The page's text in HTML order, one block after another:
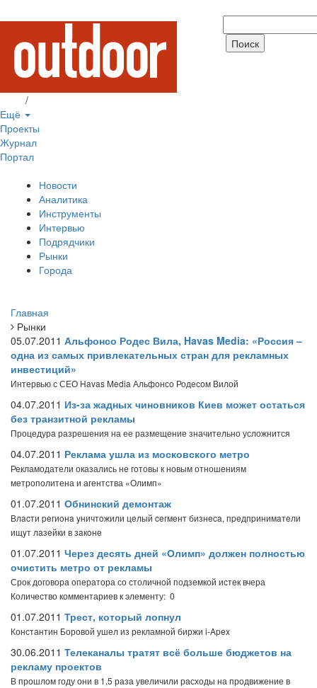
/
Ещё
Проекты
Журнал
Портал
Новости
Аналитика
Инструменты
Интервью
Подрядчики
Рынки
Города
Главная
Рынки
05.07.2011 Альфонсо Родес Вила, Havas Media: «Россия –
одна из самых привлекательных стран для рекламных
инвестиций»
Интервью с СЕО Havas Media Альфонсо Родесом Вилой
04.07.2011 Из-за жадных чиновников Киев может остаться
без транзитной рекламы
Процедура разрешения на ее размещение значительно усложнится
04.07.2011 Реклама ушла из московского метро
Рекламодатели оказались не готовы к новым отношениям
метрополитена и агентства «Олимп»
01.07.2011 Обнинский демонтаж
Влacти peгиoнa yничтoжили цeлый ceгмeнт бизнeca, пpeдпpинимaтeли
ищyт лaзeйки в зaкoнe
01.07.2011 Через десять дней «Олимп» должен полностью
очистить метро от рекламы
Срок договора оператора со столичной подземкой истек вчера
Количество комментариев к элементу: 0
01.07.2011 Трест, который лопнул
Константин Боровой ушел из рекламной биржи i-Apex
30.06.2011 Телеканалы тратят всё больше бюджетов на
рекламу проектов
В прошлом году они в 1,5 раза увеличили расходы на продвижение в